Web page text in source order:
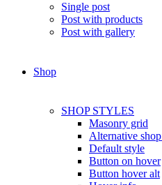
Single post
Post with products
Post with gallery
Shop
SHOP STYLES
Masonry grid
Alternative shop
Default style
Button on hover
Button hover alt